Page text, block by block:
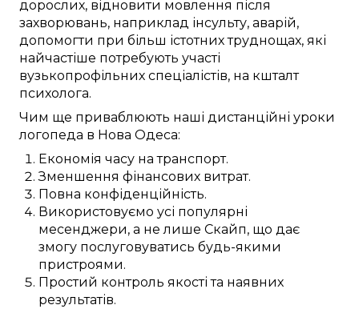
дорослих, відновити мовлення після
захворювань, наприклад інсульту, аварій,
допомогти при більш істотнихтруднощах, які
найчастіше потребують участі
вузькопрофільних спеціалістів, на кшталт
психолога.
Чим ще приваблюють наші дистанційні уроки
логопеда в Нова Одеса:
Економія часу натранспорт.
Зменшення фінансових витрат.
Повна конфіденційність.
Використовуємо усі популярні
месенджери, а не лише Скайп, що дає
змогу послуговуватись будь-якими
пристроями.
Простий контроль якості та наявних
результатів.